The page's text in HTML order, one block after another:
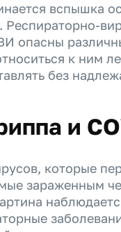
вспышка
Респираторно-
опасны
к ним
без
и
которые
зараженным